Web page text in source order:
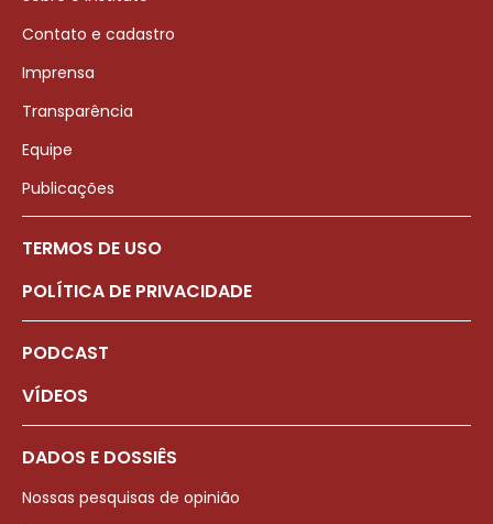
Contato e cadastro
Imprensa
Transparência
Equipe
Publicações
TERMOS DE USO
POLÍTICA DE PRIVACIDADE
PODCAST
VÍDEOS
DADOS E DOSSIÊS
Nossas pesquisas de opinião